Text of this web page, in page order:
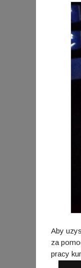
Aby
za
pracy